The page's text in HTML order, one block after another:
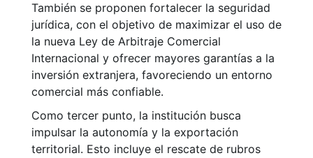
También se proponen fortalecer la seguridad
jurídica, con el objetivo de maximizar el uso de
la nueva Ley de Arbitraje Comercial
Internacional y ofrecer mayores garantías a la
inversión extranjera, favoreciendo un entorno
comercial más confiable.
Como tercer punto, la institución busca
impulsar la autonomía y la exportación
territorial. Esto incluye el rescate de rubros